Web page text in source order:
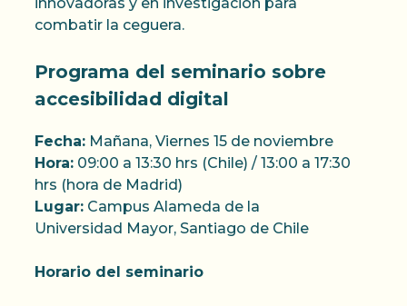
combatir la ceguera.
Programa del seminario sobre
accesibilidad digital
Fecha: Mañana, Viernes 15 de noviembre
Hora: 09:00 a 13:30 hrs (Chile) / 13:00 a 17:30
hrs (hora de Madrid)
Lugar: Campus Alameda de la
Universidad Mayor, Santiago de Chile
Horario del seminario